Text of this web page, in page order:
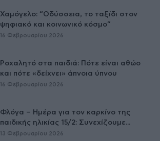
Χαμόγελο: “Οδύσσεια, το ταξίδι στον
ψηφιακό και κοινωνικό κόσμο”
16 Φεβρουαρίου 2026
Ροχαλητό στα παιδιά: Πότε είναι αθώο
και πότε «δείχνει» άπνοια ύπνου
16 Φεβρουαρίου 2026
Φλόγα – Ημέρα για τον καρκίνο της
παιδικής ηλικίας 15/2: Συνεχίζουμε...
13 Φεβρουαρίου 2026